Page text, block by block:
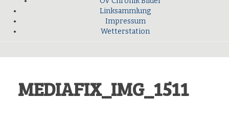
Linksammlung
Impressum
Wetterstation
MEDIAFIX_IMG_1511